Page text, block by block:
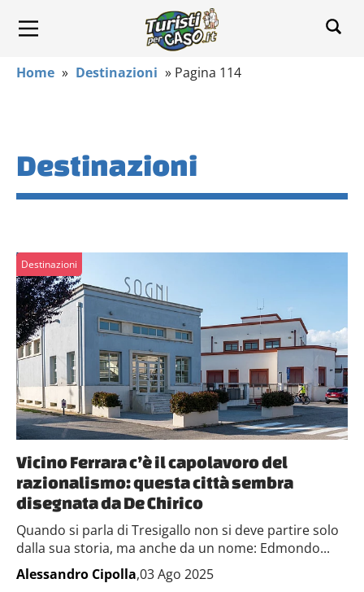
Home » Destinazioni » Pagina 114
Destinazioni
Destinazioni
Vicino Ferrara c’è il capolavoro del
razionalismo: questa città sembra
disegnata da De Chirico
Quando si parla di Tresigallo non si deve partire solo
dalla sua storia, ma anche da un nome: Edmondo...
Alessandro Cipolla,03 Ago 2025